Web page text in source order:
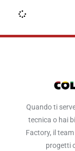
Quando ti
tecnica o hai
Factory, il
progetti